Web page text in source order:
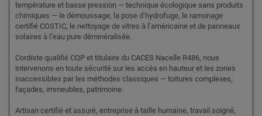
température et basse pression — technique écologique sans produits
chimiques — le démoussage, la pose d’hydrofuge, le ramonage
certifié COSTIC, le nettoyage de vitres à l’américaine et de panneaux
solaires à l’eau pure déminéralisée.
Cordiste qualifié CQP et titulaire du CACES Nacelle R486, nous
intervenons en toute sécurité sur les accès en hauteur et les zones
inaccessibles par les méthodes classiques — toitures complexes,
façades, immeubles, patrimoine.
Artisan certifié et assuré, entreprise à taille humaine, travail soigné,